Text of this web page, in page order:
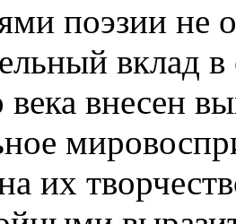
поэзии не
вклад
века внесен
их